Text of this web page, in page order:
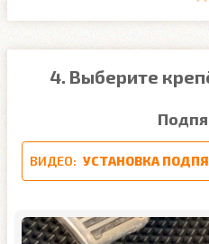
4. Выберите
ВИДЕО: УСТАНОВКА